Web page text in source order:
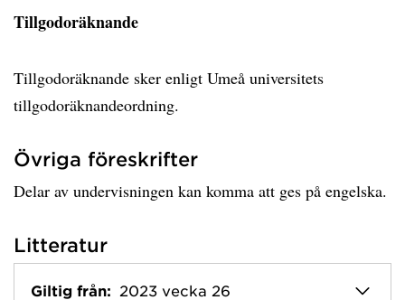
Tillgodoräknande
Tillgodoräknande sker enligt Umeå universitets
tillgodoräknandeordning.
Övriga föreskrifter
Delar av undervisningen kan komma att ges på engelska.
Litteratur
Giltig från: 2023 vecka 26